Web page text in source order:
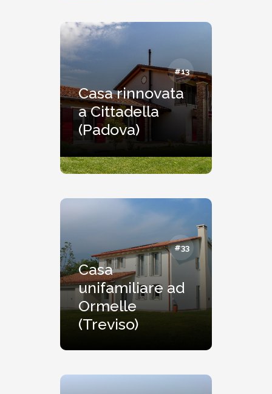
#13
Casa rinnovata
a Cittadella
(Padova)
#33
Casa
unifamiliare ad
Ormelle
(Treviso)